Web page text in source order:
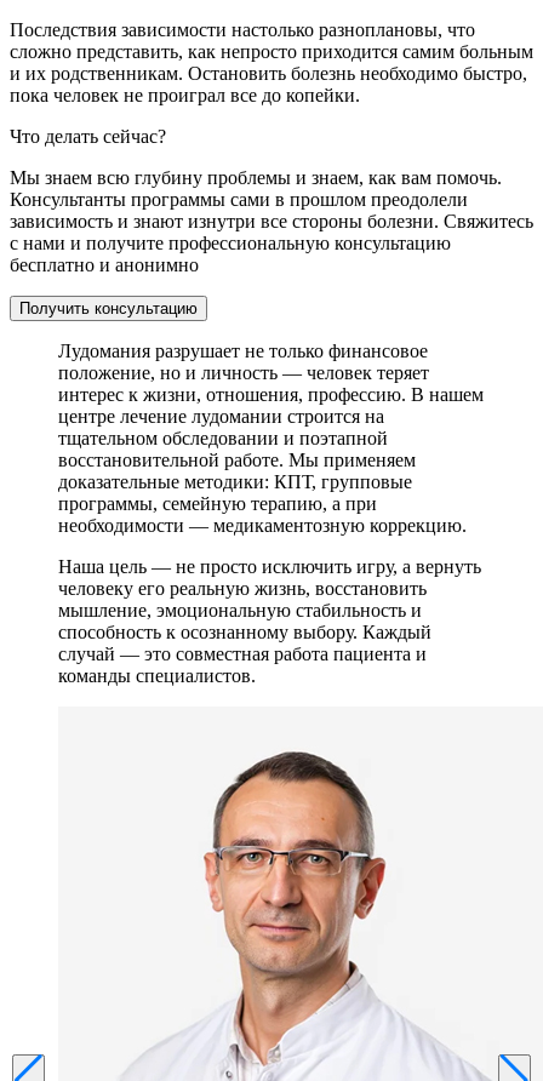
Последствия зависимости настолько разноплановы, что
сложно представить, как непросто приходится самим больным
и их родственникам. Остановить болезнь необходимо быстро,
пока человек не проиграл все до копейки.
Что делать сейчас?
Мы знаем всю глубину проблемы и знаем, как вам помочь.
Консультанты программы сами в прошлом преодолели
зависимость и знают изнутри все стороны болезни. Свяжитесь
с нами и получите профессиональную консультацию
бесплатно и анонимно
Получить консультацию
Лудомания разрушает не только финансовое
положение, но и личность — человек теряет
интерес к жизни, отношения, профессию. В нашем
центре лечение лудомании строится на
тщательном обследовании и поэтапной
восстановительной работе. Мы применяем
доказательные методики: КПТ, групповые
программы, семейную терапию, а при
необходимости — медикаментозную коррекцию.
Наша цель — не просто исключить игру, а вернуть
человеку его реальную жизнь, восстановить
мышление, эмоциональную стабильность и
способность к осознанному выбору. Каждый
случай — это совместная работа пациента и
команды специалистов.